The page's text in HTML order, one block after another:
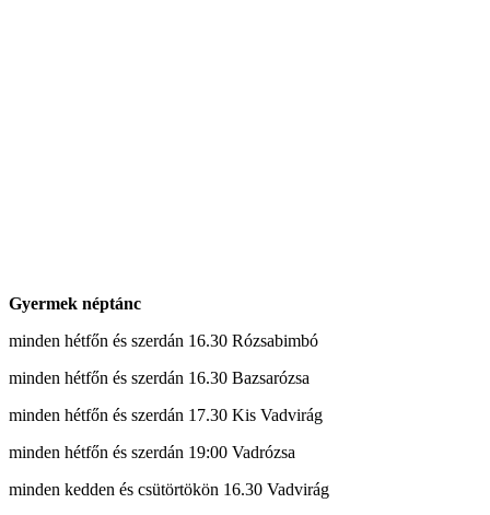
Gyermek néptánc
minden hétfőn és szerdán 16.30 Rózsabimbó
minden hétfőn és szerdán 16.30 Bazsarózsa
minden hétfőn és szerdán 17.30 Kis Vadvirág
minden hétfőn és szerdán 19:00 Vadrózsa
minden kedden és csütörtökön 16.30 Vadvirág